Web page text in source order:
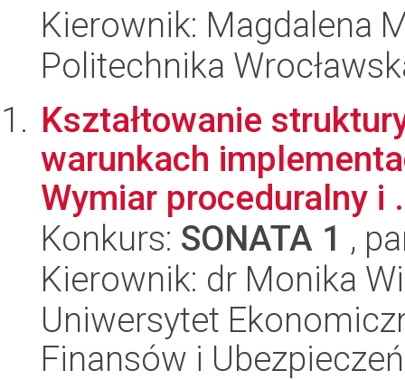
Kierownik: Magdalena
Politechnika
Kształtowanie
warunkach
Wymiar proceduralny i
Konkurs: SONATA 1 ,
Kierownik: dr Monika
Uniwersytet
Finansów i Ubezpieczeń